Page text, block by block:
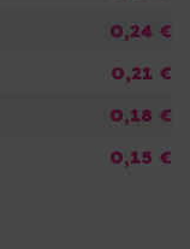
0,24 €
0,21 €
0,18 €
0,15 €